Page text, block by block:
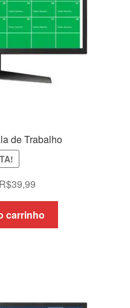
de Trabalho
R$39,99O
preço
atual
é:
carrinho